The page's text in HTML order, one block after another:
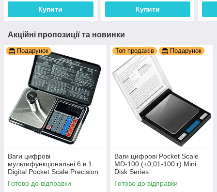
Купити Купити
Акційні пропозиції та новинки
Подарунок
Ваги цифрові
мультифункціональні 6 в 1
Digital Pocket Scale Precision
DP-01 (0,01/500 г) (Веси +
калькулятор)
Готово до відправки
Топ продажів Подарунок
Ваги цифрові Pocket Scale
MD-100 (±0,01-100 г) Mini
Disk Series
Готово до відправки